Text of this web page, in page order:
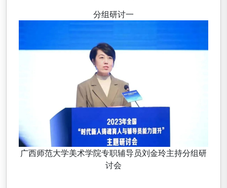
分组研讨一
广西师范大学美术学院专职辅导员刘金玲主持分组研
讨会